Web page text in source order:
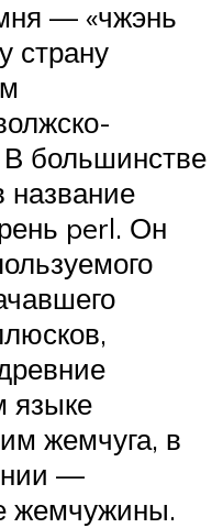
— «чжэнь
страну
В большинстве
название
perl. Он
языке
жемчуга, в
—
жемчужины.